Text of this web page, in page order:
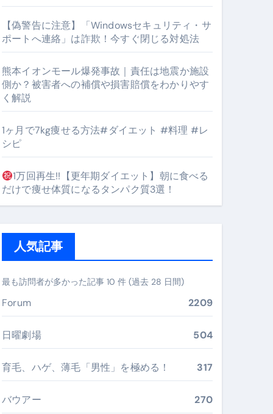
るのが独自ドメイン
安で手に入れる方法
イド
実践大全
。いま選ばれている新定番ドメイン
レ #美容 #健康 #雑学 #ナレーター #小林将大
#美容 #健康 #雑学 #ナレーター #小林将大
【偽警告に注意】「Windowsセキュリティ・サ
ポートへ連絡」は詐欺！今すぐ閉じる対処法
熊本イオンモール爆発事故｜責任は地震か施設
側か？被害者への補償や損害賠償をわかりやす
く解説
1ヶ月で7kg痩せる方法#ダイエット #料理 #レ
シピ
1万回再生!!【更年期ダイエット】朝に食べる
だけで痩せ体質になるタンパク質3選！
人気記事
最も訪問者が多かった記事 10 件 (過去 28 日間)
Forum 2209
日曜劇場 504
育毛、ハゲ、薄毛「男性」を極める！ 317
バウアー 270